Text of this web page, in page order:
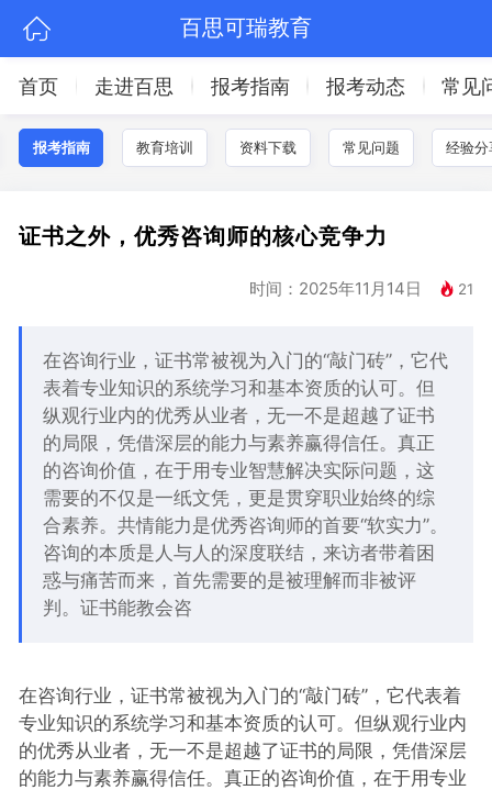
百思可瑞教育
首页 走进百思 报考指南 报考动态 常见
报考指南 教育培训 资料下载 常见问题 经验分
证书之外，优秀咨询师的核心竞争力
时间：2025年11月14日 21
在咨询行业，证书常被视为入门的“敲门砖”，它代
表着专业知识的系统学习和基本资质的认可。但
纵观行业内的优秀从业者，无一不是超越了证书
的局限，凭借深层的能力与素养赢得信任。真正
的咨询价值，在于用专业智慧解决实际问题，这
需要的不仅是一纸文凭，更是贯穿职业始终的综
合素养。共情能力是优秀咨询师的首要“软实力”。
咨询的本质是人与人的深度联结，来访者带着困
惑与痛苦而来，首先需要的是被理解而非被评
判。证书能教会咨
在咨询行业，证书常被视为入门的“敲门砖”，它代表着
专业知识的系统学习和基本资质的认可。但纵观行业内
的优秀从业者，无一不是超越了证书的局限，凭借深层
的能力与素养赢得信任。真正的咨询价值，在于用专业